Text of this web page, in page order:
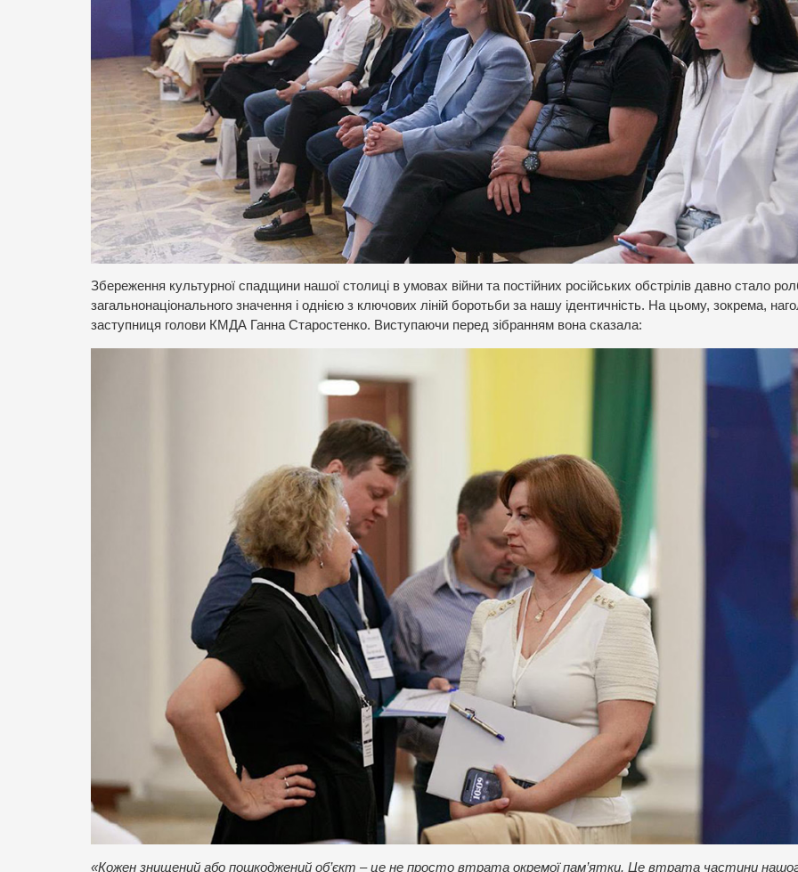
Збереження культурної спадщини нашої столиці в умовах війни та постійних російських обстрілів давно стало
загальнонаціонального значення і однією з ключових ліній боротьби за нашу ідентичність. На цьому, зокрема,
заступниця голови КМДА Ганна Старостенко. Виступаючи перед зібранням вона сказала:
«Кожен знищений або пошкоджений об’єкт – це не просто втрата окремої пам’ятки. Це втрата частини